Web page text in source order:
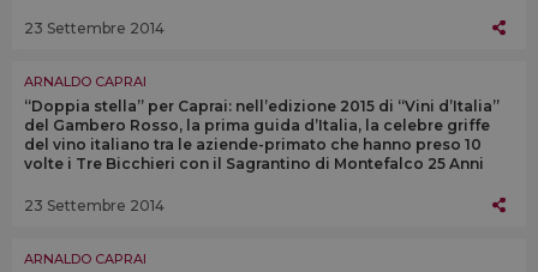
23 Settembre 2014
ARNALDO CAPRAI
“Doppia stella” per Caprai: nell’edizione 2015 di “Vini d’Italia”
del Gambero Rosso, la prima guida d’Italia, la celebre griffe
del vino italiano tra le aziende-primato che hanno preso 10
volte i Tre Bicchieri con il Sagrantino di Montefalco 25 Anni
23 Settembre 2014
ARNALDO CAPRAI